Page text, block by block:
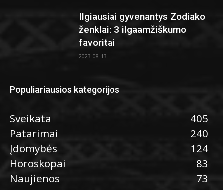
Ilgiausiai gyvenantys Zodiako
ženklai: 3 ilgaamžiškumo
favoritai
2023-08-13
Populiariausios kategorijos
Sveikata
405
Patarimai
240
Įdomybės
124
Horoskopai
83
Naujienos
73